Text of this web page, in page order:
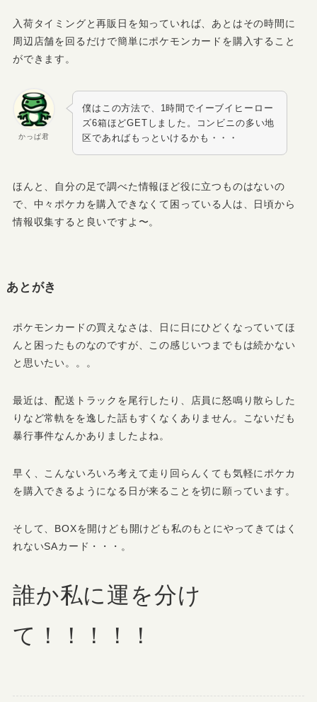
入荷タイミングと再販日を知っていれば、あとはその時間に
周辺店舗を回るだけで簡単にポケモンカードを購入すること
ができます。
かっぱ君
僕はこの方法で、1時間でイーブイヒーロー
ズ6箱ほどGETしました。コンビニの多い地
区であればもっといけるかも・・・
ほんと、自分の足で調べた情報ほど役に立つものはないの
で、中々ポケカを購入できなくて困っている人は、日頃から
情報収集すると良いですよ〜。
あとがき
ポケモンカードの買えなさは、日に日にひどくなっていてほ
んと困ったものなのですが、この感じいつまでもは続かない
と思いたい。。。
最近は、配送トラックを尾行したり、店員に怒鳴り散らした
りなど常軌をを逸した話もすくなくありません。こないだも
暴行事件なんかありましたよね。
早く、こんないろいろ考えて走り回らんくても気軽にポケカ
を購入できるようになる日が来ることを切に願っています。
そして、BOXを開けども開けども私のもとにやってきてはく
れないSAカード・・・。
誰か私に運を分け
て！！！！！